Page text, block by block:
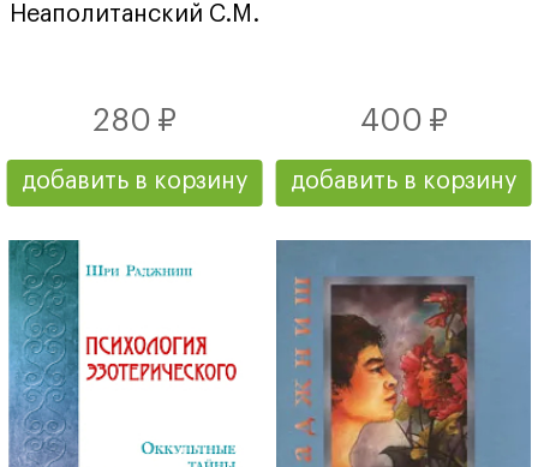
Неаполитанский С.М.
280 ₽
добавить в корзину
400 ₽
добавить в корзину